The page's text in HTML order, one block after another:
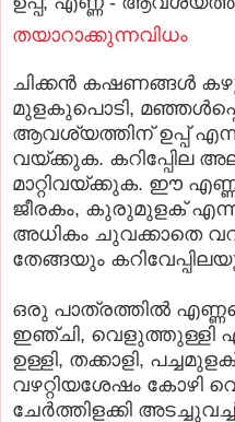
തയാറാക്കുന്നവിധം
ചിക്കന്‍ കഷണങ്ങള്‍
മുളകുപൊടി,
ആവശ്യത്തിന്‌ ഉപ്പ്‌
വയ്‌ക്കുക. കറിപ്പേില
മാറ്റിവയ്‌ക്കുക. ഈ
ജീരകം, കുരുമുളക്‌
അധികം ചുവക്കാതെ
തേങ്ങയും
ഒരു പാത്രത്തില്‍
ഇഞ്ചി, വെളുത്തുള്ളി
ഉള്ളി, തക്കാളി,
വഴറ്റിയശേഷം കോഴി
ചേര്‍ത്തിളക്കി